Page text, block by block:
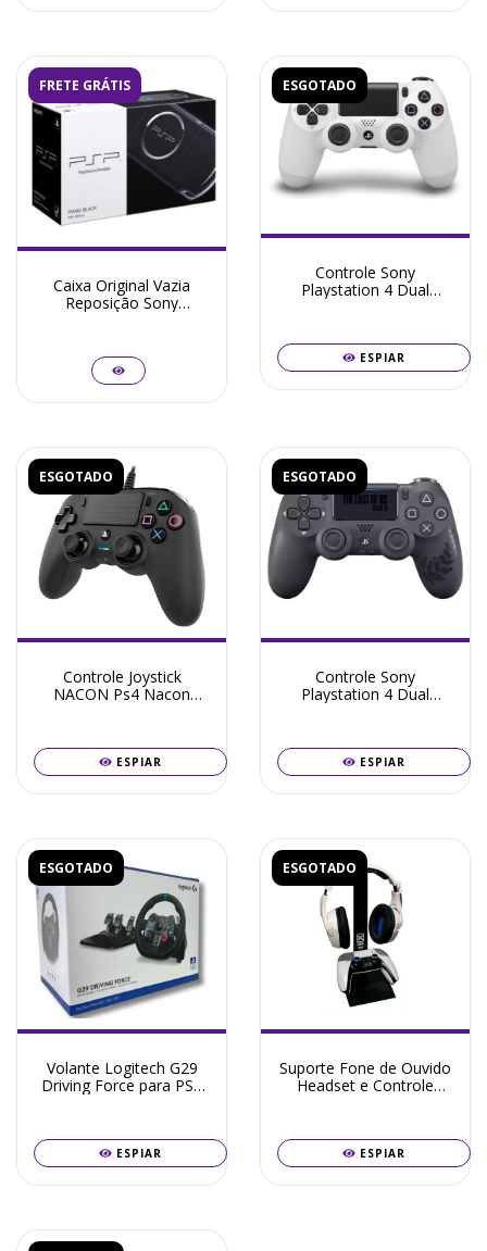
FRETE GRÁTIS
Caixa Original Vazia
Reposição Sony
ESGOTADO
Controle Sony
Playstation 4 Dual
ESPIAR
ESGOTADO
Controle Joystick
NACON Ps4 Nacon
Playstation 4
ESPIAR
ESGOTADO
Controle Sony
Playstation 4 Dual
Seminovo
ESPIAR
ESGOTADO
Volante Logitech G29
Driving Force para PS5
ESPIAR
ESGOTADO
Suporte Fone de Ouvido
Headset e Controle
ESPIAR